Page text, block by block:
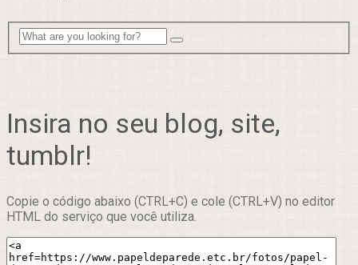
Insira no seu blog, site,
tumblr!
Copie o código abaixo (CTRL+C) e cole (CTRL+V) no editor
HTML do serviço que você utiliza.